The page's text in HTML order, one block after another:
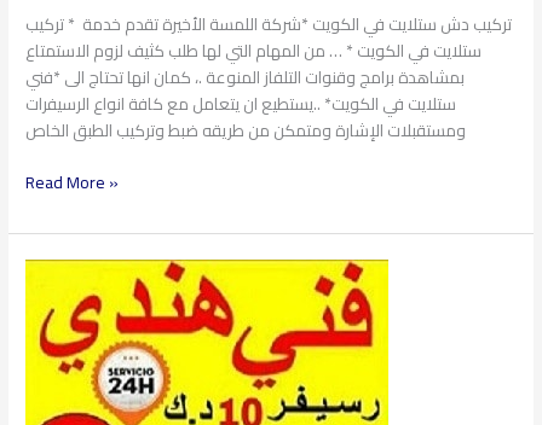
تركيب دش ستلايت في الكويت *شركة اللمسة الأخيرة تقدم خدمة * تركيب
ستلايت في الكويت * … من المهام التي لها طلب كثيف لزوم الاستمتاع
بمشاهدة برامج وقنوات التلفاز المنوعة .، كمان انها تحتاج الى *فني
ستلايت في الكويت* ..يستطيع ان يتعامل مع كافة انواع الرسيفرات
ومستقبلات الإشارة ومتمكن من طريقه ضبط وتركيب الطبق الخاص
Read More »
فني
ستلايت
النهضة
97360525